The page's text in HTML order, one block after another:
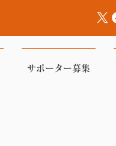
サポーター募集